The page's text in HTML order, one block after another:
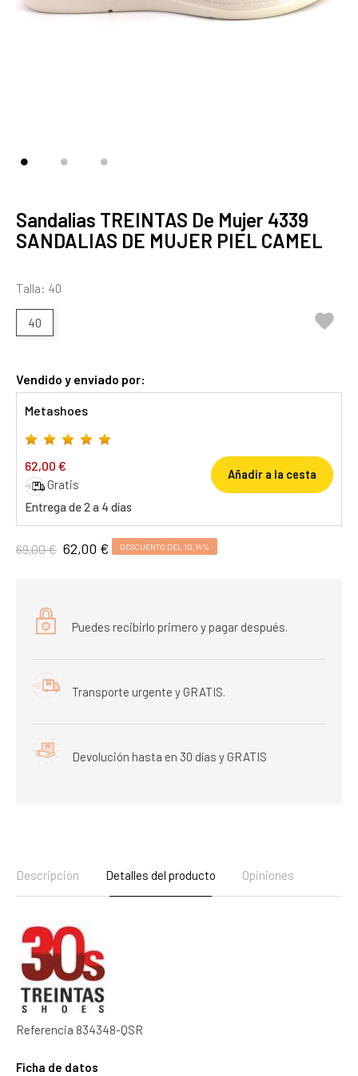
Sandalias TREINTAS De Mujer 4339
SANDALIAS DE MUJER PIEL CAMEL
Talla: 40
40 
Vendido y enviado por:
Metashoes
62,00 €
Gratis
Entrega de 2 a 4 días
Añadir a la cesta
69,00 € 62,00 € DESCUENTO DEL 10,14%
Puedes recibirlo primero y pagar después.
Transporte urgente y GRATIS.
Devolución hasta en 30 días y GRATIS
Descripción Detalles del producto Opiniones
Referencia 834348-QSR
Ficha de datos